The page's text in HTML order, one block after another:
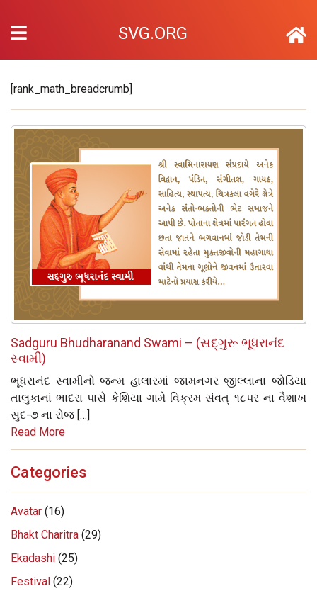
SVG.ORG
[rank_math_breadcrumb]
Sadguru Bhudharanand Swami – (સદ્‌ગુરૂ ભૂધરાનંદ
સ્વામી)
ભૂધરાનંદ સ્વામીનો જન્મ હાલારમાં જામનગર જીલ્લાના જોડિયા
તાલુકાનાં ભાદરા પાસે કેશિયા ગામે વિક્રમ સંવત્‌ ૧૮પર ના વૈશાખ
સુદ-૭ ના રોજ […]
Read More
Categories
Avatar (16)
Bhakt Charitra (29)
Ekadashi (25)
Festival (22)